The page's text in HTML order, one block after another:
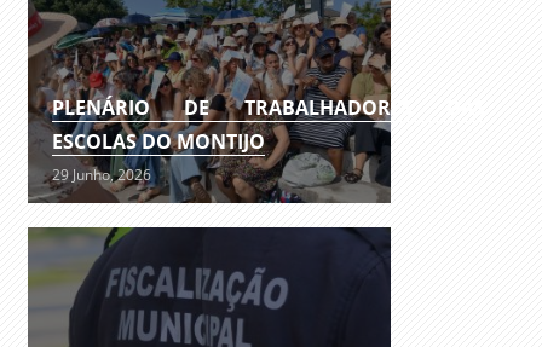
PLENÁRIO DE TRABALHADORES DAS
ESCOLAS DO MONTIJO
29 Junho, 2026